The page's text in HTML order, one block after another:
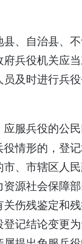
、自治县、不
兵役机关应
及时进行兵
应服兵役的公
役情形的，登
、市辖区人
源社会保障
伤残鉴定和
记结论变更为